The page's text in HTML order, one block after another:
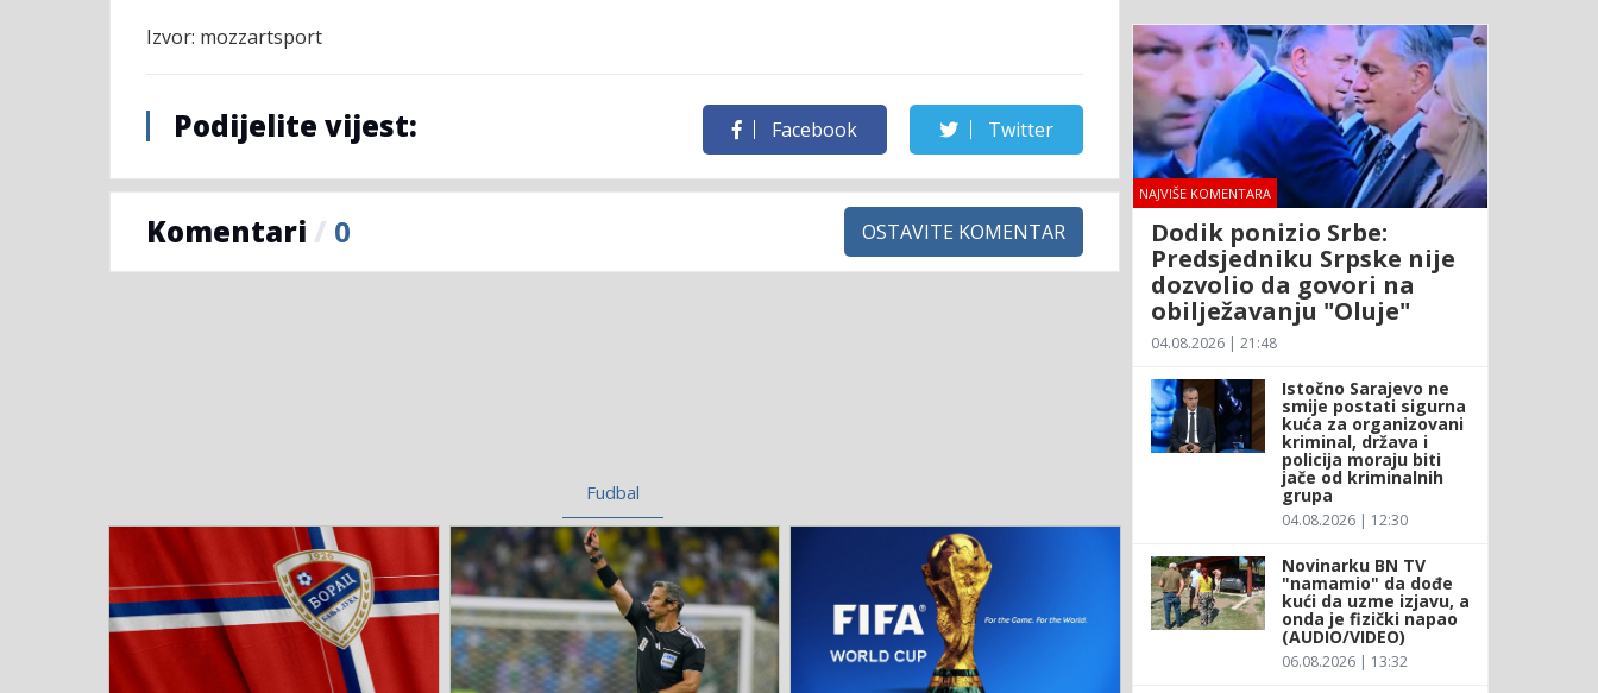
Izvor: mozzartsport
Podijelite vijest: Facebook Twitter
Komentari / 0 OSTAVITE KOMENTAR
Fudbal
NAJVIŠE KOMENTARA
Dodik ponizio Srbe:
Predsjedniku Srpske nije
dozvolio da govori na
obilježavanju "Oluje"
04.08.2026 | 21:48
Istočno Sarajevo ne
smije postati sigurna
kuća za organizovani
kriminal, država i
policija moraju biti
jače od kriminalnih
grupa
04.08.2026 | 12:30
Novinarku BN TV
"namamio" da dođe
kući da uzme izjavu, a
onda je fizički napao
(AUDIO/VIDEO)
06.08.2026 | 13:32